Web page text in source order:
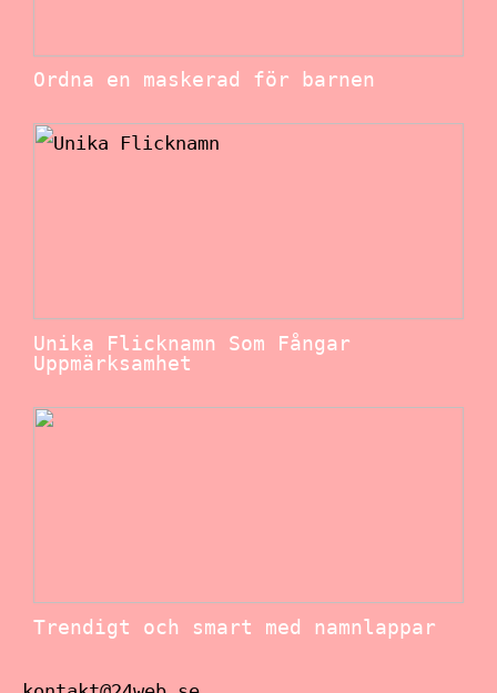
Ordna en maskerad för barnen
Unika Flicknamn Som Fångar
Uppmärksamhet
Trendigt och smart med namnlappar